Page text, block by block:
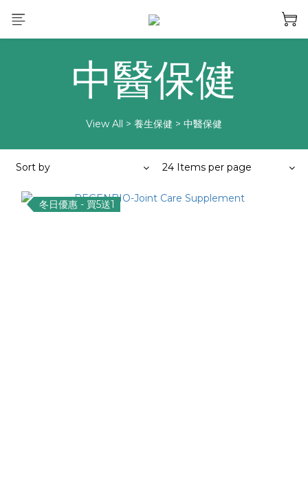
中醫保健
View All > 養生保健 > 中醫保健
Sort by 24 Items per page
冬日優惠 - 買5送1